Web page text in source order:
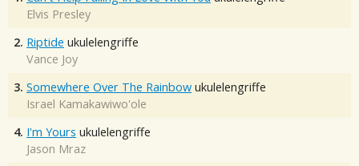
Elvis Presley
2. Riptide ukulelengriffe
Vance Joy
3. Somewhere Over The Rainbow ukulelengriffe
Israel Kamakawiwo'ole
4. I'm Yours ukulelengriffe
Jason Mraz